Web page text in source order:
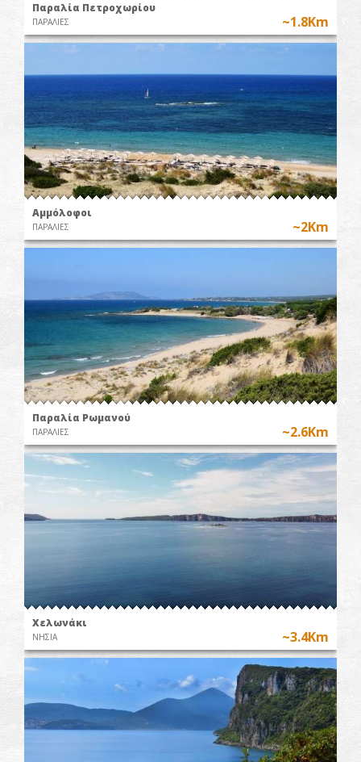
Παραλία Πετροχωρίου
ΠΑΡΑΛΙΕΣ ~1.8Km
Αμμόλοφοι
ΠΑΡΑΛΙΕΣ ~2Km
Παραλία Ρωμανού
ΠΑΡΑΛΙΕΣ ~2.6Km
Χελωνάκι
ΝΗΣΙΑ ~3.4Km